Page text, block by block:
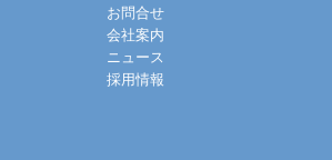
お問合せ
会社案内
ニュース
採用情報